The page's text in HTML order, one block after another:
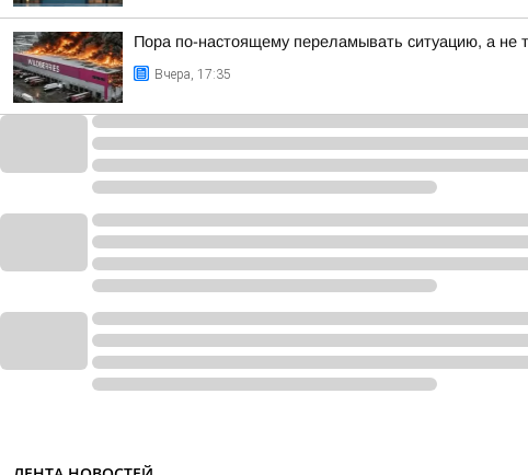
Пора по-настоящему переламывать ситуацию, а не
Вчера, 17:35